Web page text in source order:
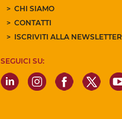
CHI SIAMO
CONTATTI
ISCRIVITI ALLA NEWSLETTER
SEGUICI SU: